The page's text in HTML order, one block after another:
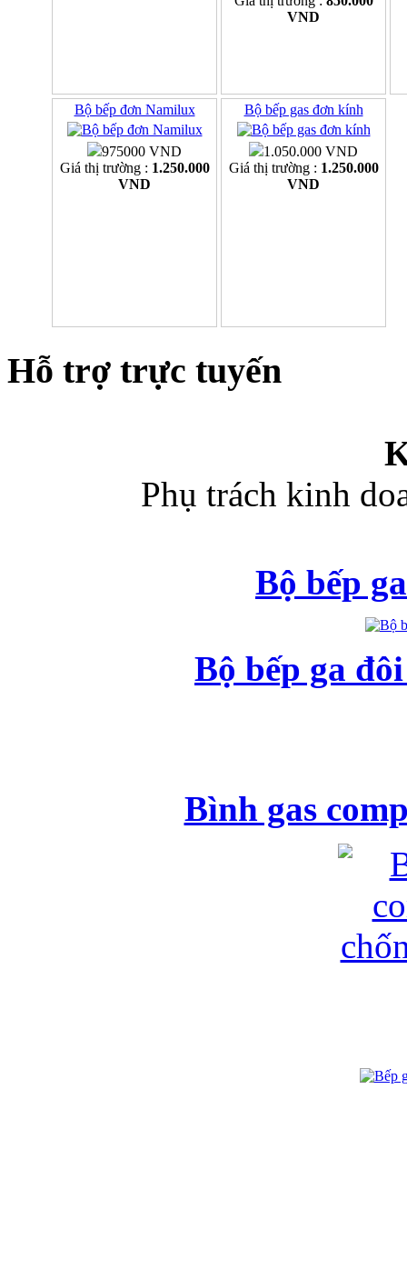
VND
Bộ bếp đơn Namilux
975000 VND
Giá thị trường : 1.250.000
VND
Bộ bếp gas đơn kính
1.050.000 VND
Giá thị trường : 1.250.000
VND
Hỗ trợ trực tuyến
Phụ trách kinh
Bộ bếp
Bộ bếp ga
Bình gas